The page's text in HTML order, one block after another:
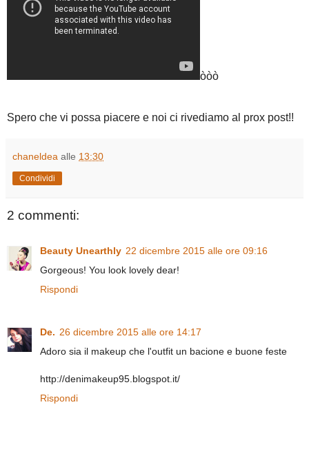
òòò
Spero che vi possa piacere e noi ci rivediamo al prox post!!
chaneldea alle 13:30
Condividi
2 commenti:
Beauty Unearthly 22 dicembre 2015 alle ore 09:16
Gorgeous! You look lovely dear!
Rispondi
De. 26 dicembre 2015 alle ore 14:17
Adoro sia il makeup che l'outfit un bacione e buone feste
http://denimakeup95.blogspot.it/
Rispondi